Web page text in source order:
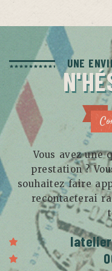
UNE
Vous avez une
prestation ?
souhaitez faire
recontacterai